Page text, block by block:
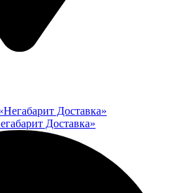
Доставка»